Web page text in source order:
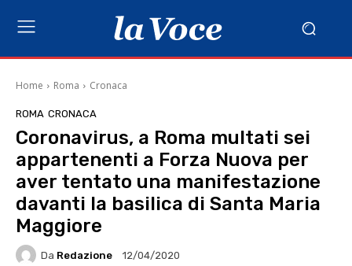
Home Roma Cronaca
ROMA CRONACA
Coronavirus, a Roma multati sei
appartenenti a Forza Nuova per
aver tentato una manifestazione
davanti la basilica di Santa Maria
Maggiore
Da Redazione 12/04/2020